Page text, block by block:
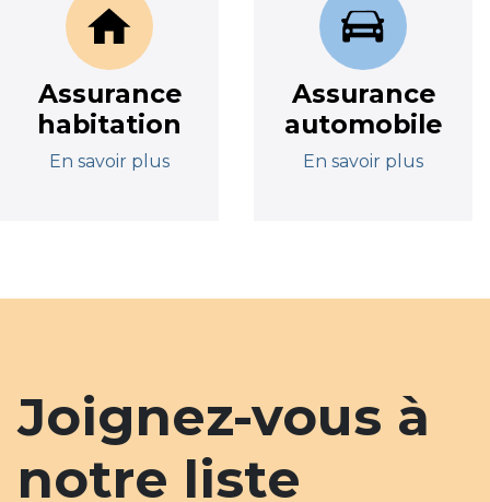
Assurance
habitation
En savoir plus
Assurance
automobile
En savoir plus
Joignez-vous à
notre liste